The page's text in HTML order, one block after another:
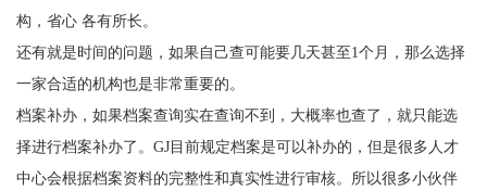
构，省心 各有所长。
还有就是时间的问题，如果自己查可能要几天甚至1个月，那么选择
一家合适的机构也是非常重要的。
档案补办，如果档案查询实在查询不到，大概率也查了，就只能选
择进行档案补办了。 GJ目前规定档案是可以补办的，但是很多人才
中心会根据档案资料的完整性和真实性进行审核。所以很多小伙伴